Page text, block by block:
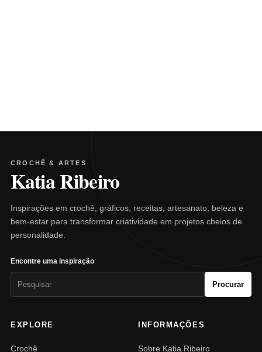
CROCHÊ & ARTES
Katia Ribeiro
Inspirações em crochê, gráficos, receitas, artesanato, beleza e
bem-estar para transformar criatividade em projetos cheios de
personalidade.
Encontre uma inspiração
Procurar
EXPLORE
Crochê
INFORMAÇÕES
Sobre Katia Ribeiro